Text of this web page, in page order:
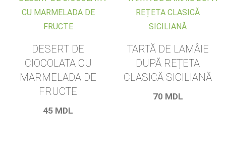
DESERT DE
CIOCOLATA CU
MARMELADA DE
FRUCTE
45 MDL
TARTĂ DE LAMÂIE
DUPĂ REȚETA
CLASICĂ SICILIANĂ
70 MDL